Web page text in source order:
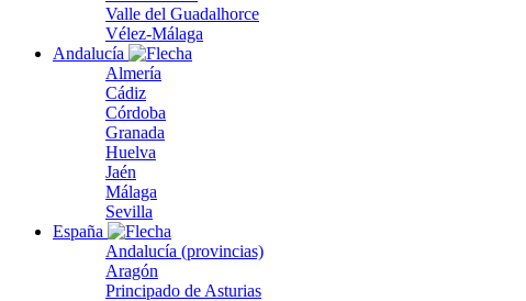
Valle del Guadalhorce
Vélez-Málaga
Andalucía
Almería
Cádiz
Córdoba
Granada
Huelva
Jaén
Málaga
Sevilla
España
Andalucía (provincias)
Aragón
Principado de Asturias